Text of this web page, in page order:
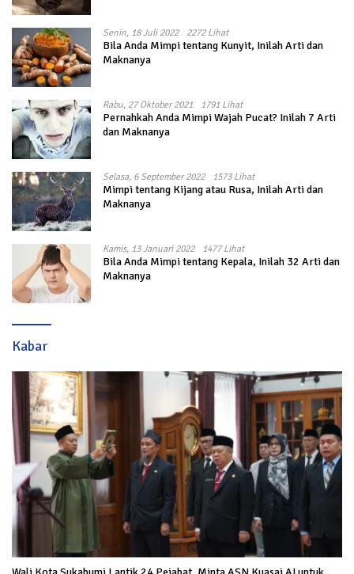
Senin, 18 Juli 2022 2272 Lihat
Bila Anda Mimpi tentang Kunyit, Inilah Arti dan
Maknanya
Rabu, 27 Oktober 2021 1791 Lihat
Pernahkah Anda Mimpi Wajah Pucat? Inilah 7 Arti
dan Maknanya
Selasa, 6 September 2022 1573 Lihat
Mimpi tentang Kijang atau Rusa, Inilah Arti dan
Maknanya
Kamis, 13 Januari 2022 1477 Lihat
Bila Anda Mimpi tentang Kepala, Inilah 32 Arti dan
Maknanya
Kabar